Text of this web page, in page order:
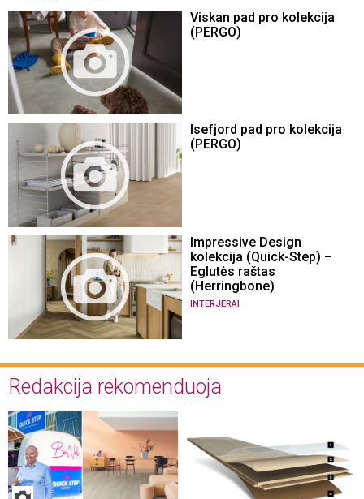
Viskan pad pro kolekcija
(PERGO)
Isefjord pad pro kolekcija
(PERGO)
Impressive Design
kolekcija (Quick-Step) –
Eglutės raštas
(Herringbone)
INTERJERAI
Redakcija rekomenduoja